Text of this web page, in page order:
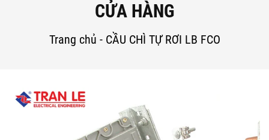
CỬA HÀNG
Trang chủ - CẦU CHÌ TỰ RƠI LB FCO